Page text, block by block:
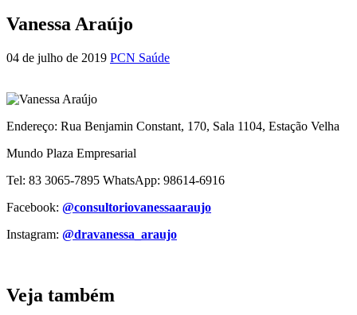
Vanessa Araújo
04 de julho de 2019 PCN Saúde
Endereço: Rua Benjamin Constant, 170, Sala 1104, Estação Velha
Mundo Plaza Empresarial
Tel: 83 3065-7895 WhatsApp: 98614-6916
Facebook: @consultoriovanessaaraujo
Instagram: @dravanessa_araujo
Veja também